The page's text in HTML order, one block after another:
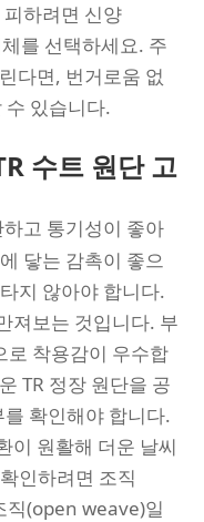
하려면 신양
를 선택하세요. 주
다면, 번거로움 없
수 있습니다.
수트 원단 고
하고 통기성이 좋아
닿는 감촉이 좋으
지 않아야 합니다.
져보는 것입니다. 부
로 착용감이 우수합
TR 정장 원단을 공
확인해야 합니다.
이 원활해 더운 날씨
인하려면 조직
직(open weave)일